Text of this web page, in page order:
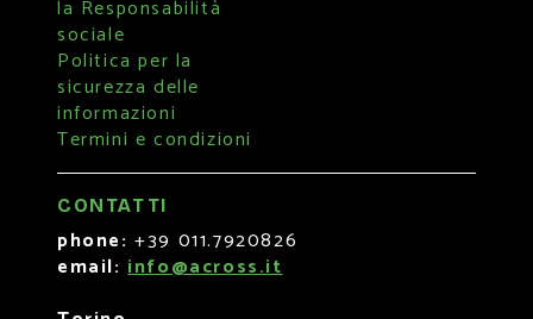
la Responsabilità
sociale
Politica per la
sicurezza delle
informazioni
Termini e condizioni
CONTATTI
phone: +39 011.7920826
email: info@across.it